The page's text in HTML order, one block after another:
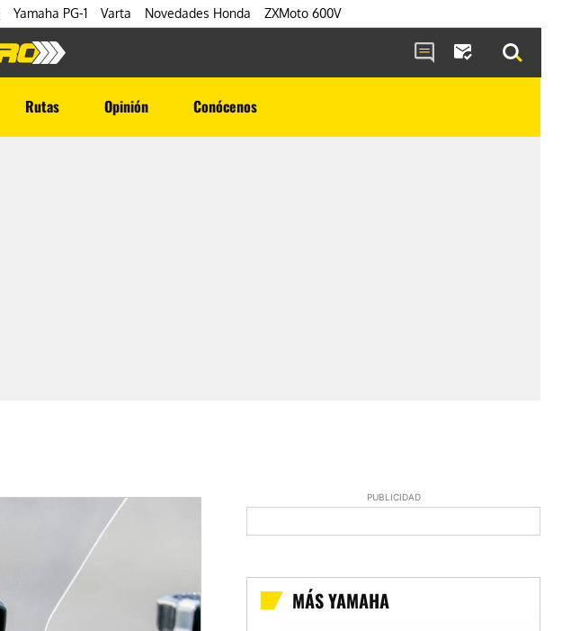
Yamaha PG-1 Varta Novedades Honda ZXMoto 600V
Rutas Opinión Conócenos
PUBLICIDAD
MÁS YAMAHA